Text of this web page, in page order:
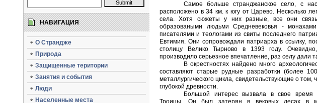
НАВИГАЦИЯ
О Страндже
Природа
Защищенные територии
Занятия и события
Люди
Населенные места
Самое больше странджанское село, с
расположено в 34 км. к югу от Царево. Несколько
села. Хотя сюжеты у них разные, все они
образоваными людьми Средневековья -
писателями и теологами из свиты последнего
Евтимия. Они сопровождали патриарха в ссылку,
столицу Велико Тырново в 1393 году.
производило серьезное впечатление, раз селу дали
В окрестностях найдено много
составляют старые рудные разработки (более
металлургического цикла, свидетельствующие о
глубокой древности.
Большой интерес вызвала в свое время
Троицы. Он был затерян в вековых лесах в